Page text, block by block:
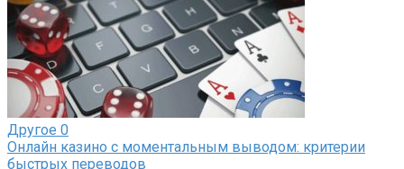
Другое 0
Онлайн казино с моментальным выводом: критерии
быстрых переводов